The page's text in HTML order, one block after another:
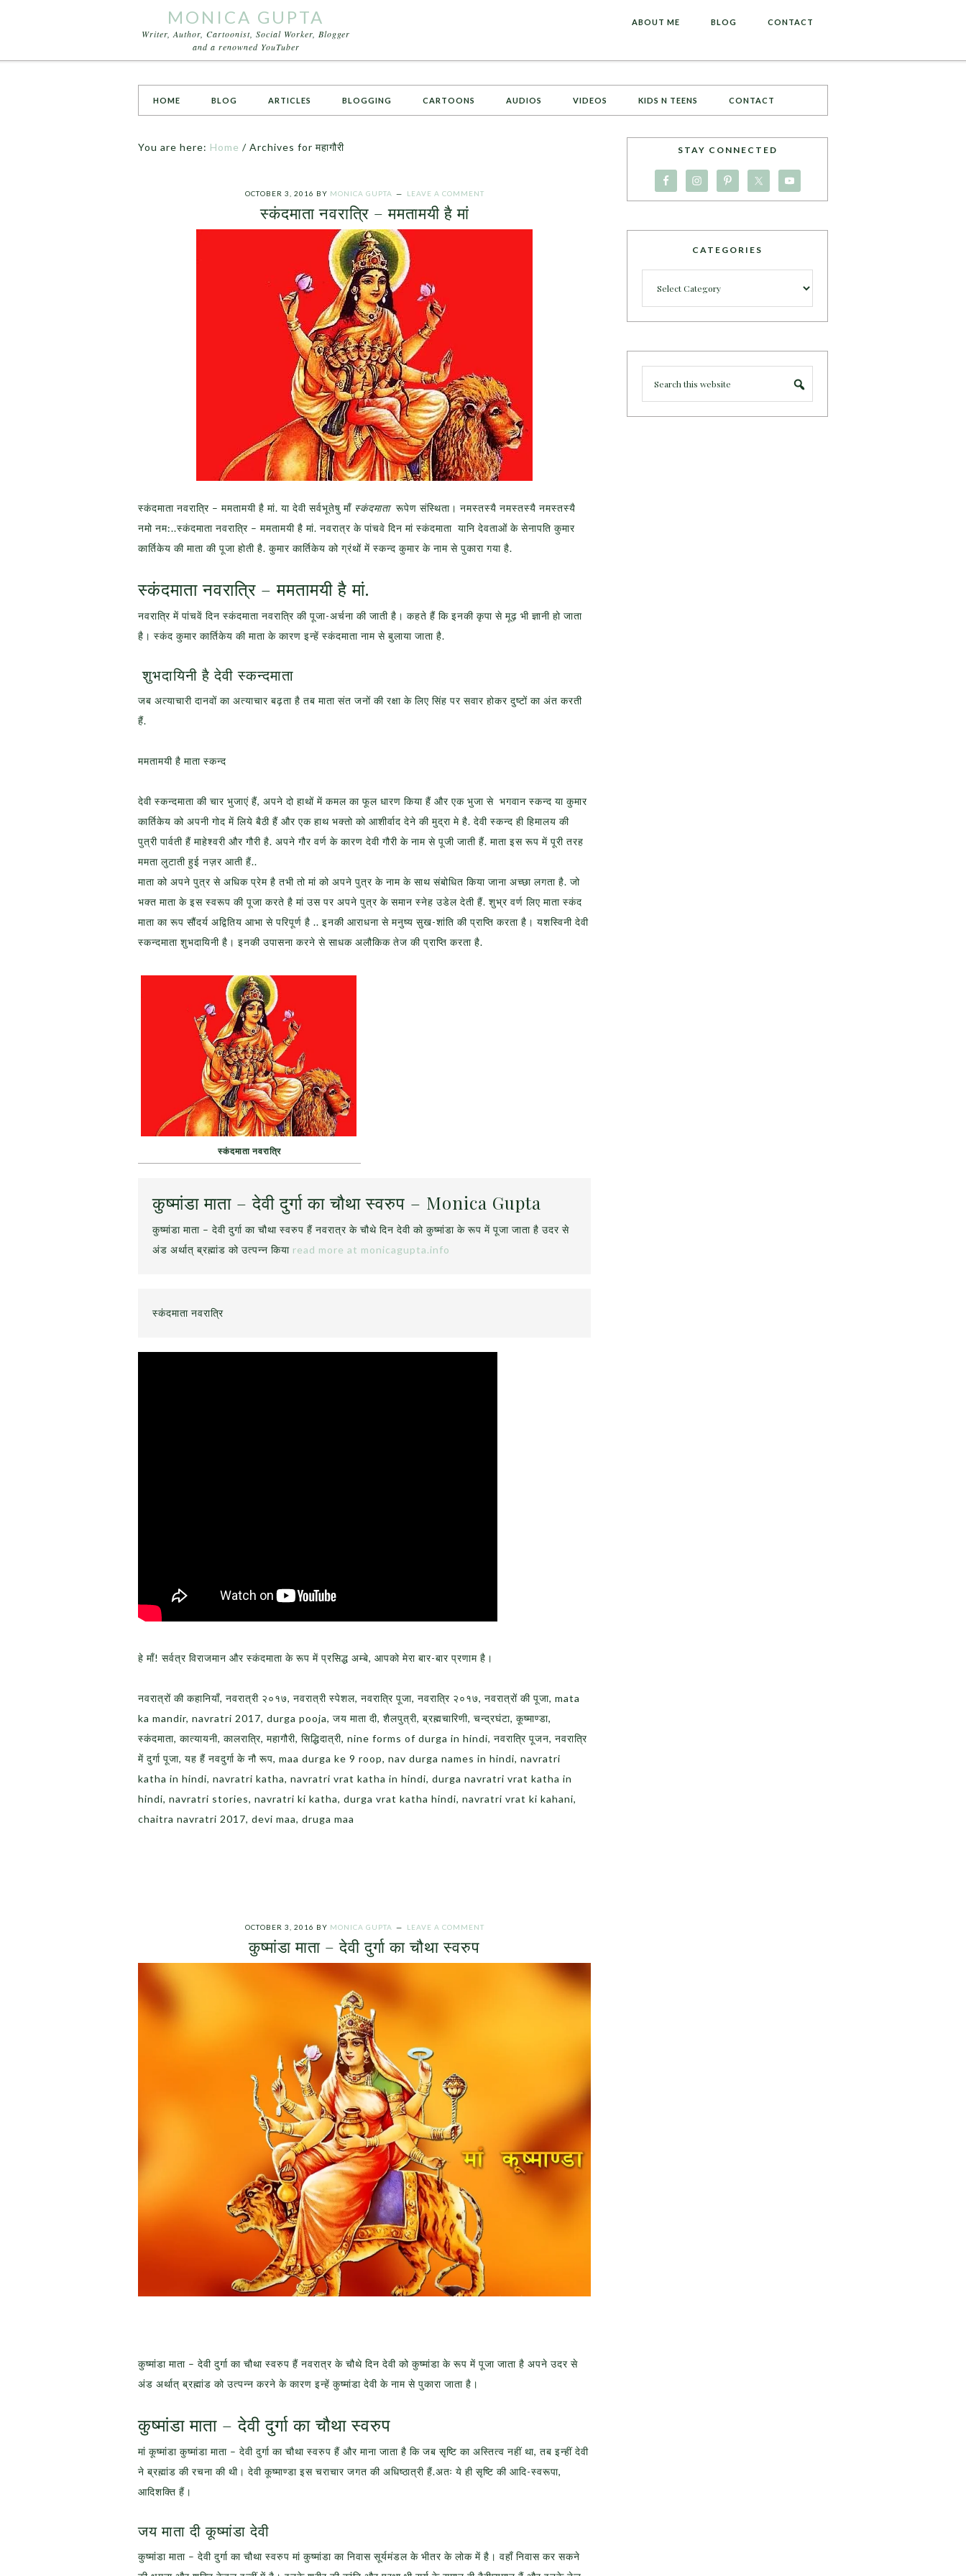
MONICA GUPTA
Writer, Author, Cartoonist, Social Worker, Blogger
and a renowned YouTuber
ABOUT ME BLOG CONTACT
HOME BLOG ARTICLES BLOGGING CARTOONS AUDIOS VIDEOS KIDS N TEENS CONTACT
You are here: Home / Archives for महागौरी
OCTOBER 3, 2016 BY MONICA GUPTA LEAVE A COMMENT
स्कंदमाता नवरात्रि – ममतामयी है मां
स्कंदमाता नवरात्रि – ममतामयी है मां. या देवी सर्वभू‍तेषु माँ स्कंदमातारूपेण संस्थिता। नमस्तस्यै नमस्तस्यै नमस्तस्यै
नमो नम:..स्कंदमाता नवरात्रि – ममतामयी है मां. नवरात्र के पांचवे दिन मां स्कंदमाता यानि देवताओं के सेनापति कुमार
कार्तिकेय की माता की पूजा होती है. कुमार कार्तिकेय को ग्रंथों में स्कन्द कुमार के नाम से पुकारा गया है.
स्कंदमाता नवरात्रि – ममतामयी है मां.
नवरात्रि में पांचवें दिन स्कंदमाता नवरात्रि की पूजा-अर्चना की जाती है। कहते हैं कि इनकी कृपा से मूढ़ भी ज्ञानी हो जाता
है। स्कंद कुमार कार्तिकेय की माता के कारण इन्हें स्कंदमाता नाम से बुलाया जाता है.
शुभदायिनी है देवी स्कन्दमाता
जब अत्याचारी दानवों का अत्याचार बढ़ता है तब माता संत जनों की रक्षा के लिए सिंह पर सवार होकर दुष्टों का अंत करती
हैं.
ममतामयी है माता स्कन्द
देवी स्कन्दमाता की चार भुजाएं हैं, अपने दो हाथों में कमल का फूल धारण किया हैं और एक भुजा से भगवान स्कन्द या कुमार
कार्तिकेय को अपनी गोद में लिये बैठी हैं और एक हाथ भक्तो को आशीर्वाद देने की मुद्रा मे है. देवी स्कन्द ही हिमालय की
पुत्री पार्वती हैं माहेश्वरी और गौरी है. अपने गौर वर्ण के कारण देवी गौरी के नाम से पूजी जाती हैं. माता इस रूप में पूरी तरह
ममता लुटाती हुई नज़र आती हैं..
माता को अपने पुत्र से अधिक प्रेम है तभी तो मां को अपने पुत्र के नाम के साथ संबोधित किया जाना अच्छा लगता है. जो
भक्त माता के इस स्वरूप की पूजा करते है मां उस पर अपने पुत्र के समान स्नेह उडेल देती हैं. शुभ्र वर्ण लिए माता स्कंद
माता का रूप सौंदर्य अद्वितिय आभा से परिपूर्ण है .. इनकी आराधना से मनुष्य सुख-शांति की प्राप्ति करता है। यशस्विनी देवी
स्कन्दमाता शुभदायिनी है। इनकी उपासना करने से साधक अलौकिक तेज की प्राप्ति करता है.
स्कंदमाता नवरात्रि
कुष्मांडा माता – देवी दुर्गा का चौथा स्वरुप – Monica Gupta
कुष्मांडा माता – देवी दुर्गा का चौथा स्वरुप हैं नवरात्र के चौथे दिन देवी को कुष्मांडा के रूप में पूजा जाता है उदर से
अंड अर्थात् ब्रह्मांड को उत्पन्न किया read more at monicagupta.info
स्कंदमाता नवरात्रि
हे माँ! सर्वत्र विराजमान और स्कंदमाता के रूप में प्रसिद्ध अम्बे, आपको मेरा बार-बार प्रणाम है।
नवरात्रों की कहानियाँ, नवरात्री २०१७, नवरात्री स्पेशल, नवरात्रि पूजा, नवरात्रि २०१७, नवरात्रों की पूजा, mata
ka mandir, navratri 2017, durga pooja, जय माता दी, शैलपुत्री, ब्रह्मचारिणी, चन्द्रघंटा, कूष्माण्डा,
स्कंदमाता, कात्यायनी, कालरात्रि, महागौरी, सिद्धिदात्री, nine forms of durga in hindi, नवरात्रि पूजन, नवरात्रि
में दुर्गा पूजा, यह हैं नवदुर्गा के नौ रूप, maa durga ke 9 roop, nav durga names in hindi, navratri
katha in hindi, navratri katha, navratri vrat katha in hindi, durga navratri vrat katha in
hindi, navratri stories, navratri ki katha, durga vrat katha hindi, navratri vrat ki kahani,
chaitra navratri 2017, devi maa, druga maa
OCTOBER 3, 2016 BY MONICA GUPTA LEAVE A COMMENT
कुष्मांडा माता – देवी दुर्गा का चौथा स्वरुप
कुष्मांडा माता – देवी दुर्गा का चौथा स्वरुप हैं नवरात्र के चौथे दिन देवी को कुष्मांडा के रूप में पूजा जाता है अपने उदर से
अंड अर्थात् ब्रह्मांड को उत्पन्न करने के कारण इन्हें कुष्मांडा देवी के नाम से पुकारा जाता है।
कुष्मांडा माता – देवी दुर्गा का चौथा स्वरुप
मां कूष्मांडा कुष्मांडा माता – देवी दुर्गा का चौथा स्वरुप हैं और माना जाता है कि जब सृष्टि का अस्तित्व नहीं था, तब इन्हीं देवी
ने ब्रह्मांड की रचना की थी। देवी कूष्माण्डा इस चराचार जगत की अधिष्ठात्री हैं.अतः ये ही सृष्टि की आदि-स्वरूपा,
आदिशक्ति हैं।
जय माता दी कूष्मांडा देवी
कुष्मांडा माता – देवी दुर्गा का चौथा स्वरुप मां कुष्मांडा का निवास सूर्यमंडल के भीतर के लोक में है। वहाँ निवास कर सकने
STAY CONNECTED
CATEGORIES